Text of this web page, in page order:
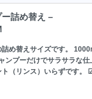
詰め替え –
め替えサイズです。
ンプーだけでサラサラな仕
（リンス）いらずです。
☑︎乾かすのが抜群に早くなり